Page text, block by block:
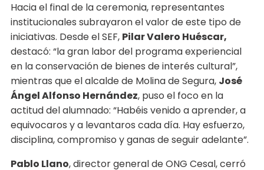
Hacia el final de la ceremonia, representantes
institucionales subrayaron el valor de este tipo de
iniciativas. Desde el SEF, Pilar Valero Huéscar,
destacó: “la gran labor del programa experiencial
en la conservación de bienes de interés cultural”,
mientras que el alcalde de Molina de Segura, José
Ángel Alfonso Hernández, puso el foco en la
actitud del alumnado: “Habéis venido a aprender, a
equivocaros y a levantaros cada día. Hay esfuerzo,
disciplina, compromiso y ganas de seguir adelante”.
Pablo Llano, director general de ONG Cesal, cerró